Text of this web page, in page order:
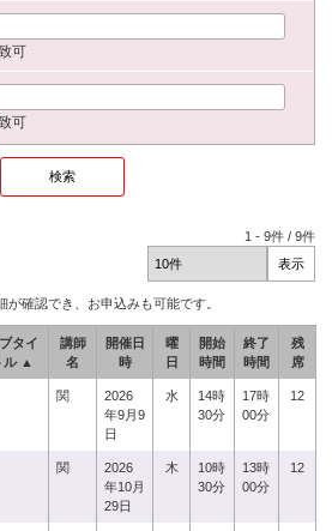
可
可
1 -9件 /9件
確認でき、お申込みも可能です。
タイ
ル ▲
講師
名
開催日
時
曜
日
開始
時間
終了
時間
残
席
関
2026
年9月9
日
水
14時
30分
17時
00分
12
関
2026
年10月
29日
木
10時
30分
13時
00分
12